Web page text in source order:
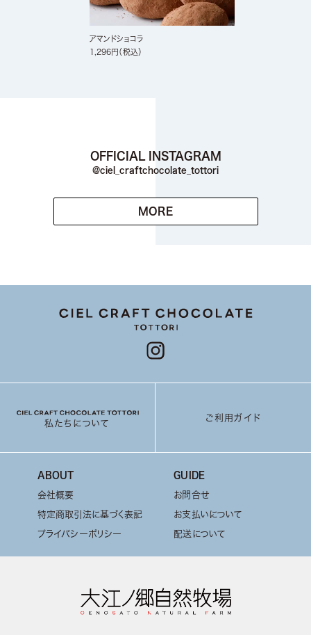
アマンドショコラ
1,296
税込
OFFICIAL INSTAGRAM
@ciel_craftchocolate_tottori
MORE
私たちについて
ご利用ガイド
ABOUT
会社概要
特定商取引法に基づく表記
プライバシーポリシー
GUIDE
お問合せ
お支払いについて
配送について